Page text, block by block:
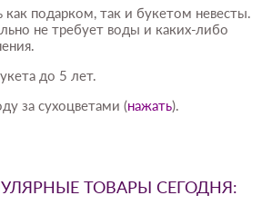
подарком, так и букетом невесты.
не требует воды и каких-либо
до 5 лет.
за сухоцветами (нажать).
ТОВАРЫ СЕГОДНЯ: